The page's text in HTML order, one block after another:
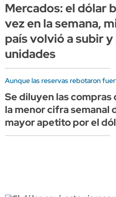
Mercados: el dólar
vez en la semana,
país volvió a subir
unidades
Aunque las reservas rebotaron
Se diluyen las
la menor cifra semanal
mayor apetito por el